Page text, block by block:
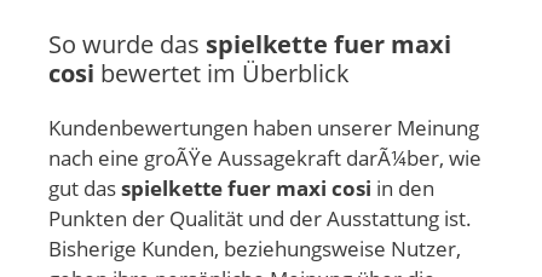
So wurde das spielkette fuer maxi
cosi bewertet im Überblick
Kundenbewertungen haben unserer Meinung
nach eine groÃŸe Aussagekraft darÃ¼ber, wie
gut dasspielkette fuer maxi cosi in den
Punkten der Qualität und der Ausstattung ist.
Bisherige Kunden, beziehungsweise Nutzer,